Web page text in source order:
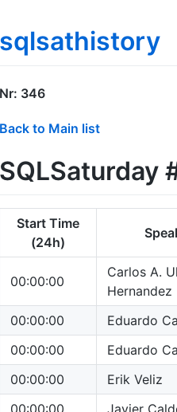
sqlsathistory
Nr: 346
Back to Main list
SQLSaturday
Start Time
(24h)
00:00:00
Carlos A.
Hernandez
00:00:00 Eduardo
00:00:00
Eduardo
00:00:00
Erik Veliz